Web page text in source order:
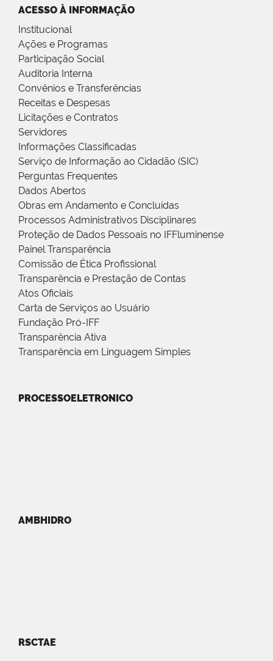
ACESSO À INFORMAÇÃO
Institucional
Ações e Programas
Participação Social
Auditoria Interna
Convênios e Transferências
Receitas e Despesas
Licitações e Contratos
Servidores
Informações Classificadas
Serviço de Informação ao Cidadão (SIC)
Perguntas Frequentes
Dados Abertos
Obras em Andamento e Concluídas
Processos Administrativos Disciplinares
Proteção de Dados Pessoais no IFFluminense
Painel Transparência
Comissão de Ética Profissional
Transparência e Prestação de Contas
Atos Oficiais
Carta de Serviços ao Usuário
Fundação Pró-IFF
Transparência Ativa
Transparência em Linguagem Simples
PROCESSOELETRONICO
AMBHIDRO
RSCTAE